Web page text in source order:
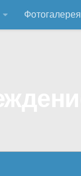
Фотогалерея